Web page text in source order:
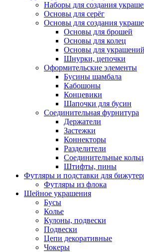
Наборы для создания
Основы для серёг
Основы для создания
Основы для брошей
Основы для колец
Основы для украшений
Шнурки, цепочки
Оформительские элементы
Бусины шамбала
Кабошоны
Концевики
Шапочки для бусин
Соединительная фурнитура
Держатели
Застежки
Коннекторы
Разделители
Соединительные
Штифты, пины
Футляры и подставки для
Футляры из флока
Шейное украшения
Бусы
Колье
Кулоны, подвески
Подвески
Цепи декоративные
Чокеры